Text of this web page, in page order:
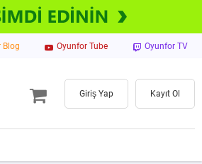
Blog Oyunfor Tube Oyunfor TV
Giriş Yap Kayıt Ol